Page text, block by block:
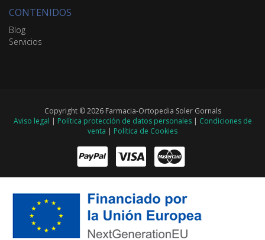
CONTENIDOS
Blog
Servicios
Copyright © 2026 Farmacia-Ortopedia Soler Gornals
Aviso legal | Política protección de datos personales| Condiciones de
venta | Política de Cookies